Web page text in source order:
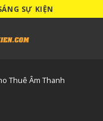
SỰ KIỆN
Thuê Âm Thanh